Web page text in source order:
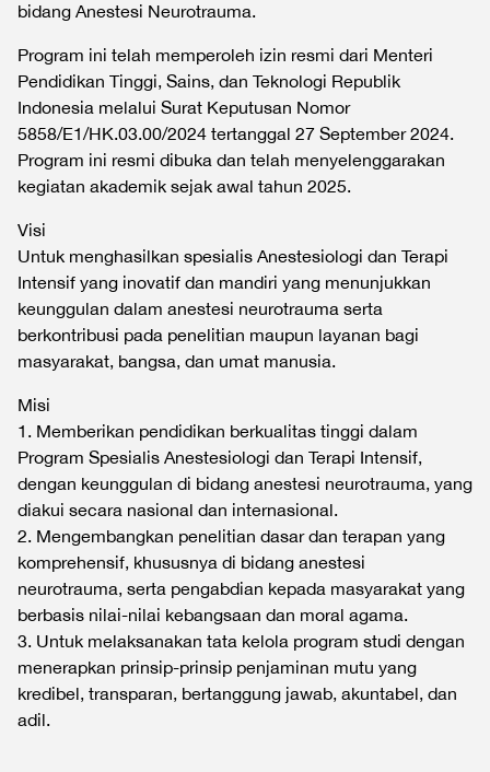
bidang Anestesi Neurotrauma.
Program ini telah memperoleh izin resmi dari Menteri
Pendidikan Tinggi, Sains, dan Teknologi Republik
Indonesia melalui Surat Keputusan Nomor
5858/E1/HK.03.00/2024 tertanggal 27 September 2024.
Program ini resmi dibuka dan telah menyelenggarakan
kegiatan akademik sejak awal tahun 2025.
Visi
Untuk menghasilkan spesialis Anestesiologi dan Terapi
Intensif yang inovatif dan mandiri yang menunjukkan
keunggulan dalam anestesi neurotrauma serta
berkontribusi pada penelitian maupun layanan bagi
masyarakat, bangsa, dan umat manusia.
Misi
1.⁠ Memberikan pendidikan berkualitas tinggi dalam
Program Spesialis Anestesiologi dan Terapi Intensif,
dengan keunggulan di bidang anestesi neurotrauma, yang
diakui secara nasional dan internasional.
2. Mengembangkan penelitian dasar dan terapan yang
komprehensif, khususnya di bidang anestesi
neurotrauma, serta pengabdian kepada masyarakat yang
berbasis nilai-nilai kebangsaan dan moral agama.
3. Untuk melaksanakan tata kelola program studi dengan
menerapkan prinsip-prinsip penjaminan mutu yang
kredibel, transparan, bertanggung jawab, akuntabel, dan
adil.